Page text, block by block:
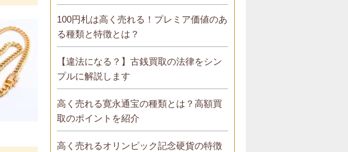
100円札は高く売れる！プレミア価値のあ
る種類と特徴とは？
【違法になる？】古銭買取の法律をシン
プルに解説します
高く売れる寛永通宝の種類とは？高額買
取のポイントを紹介
高く売れるオリンピック記念硬貨の特徴